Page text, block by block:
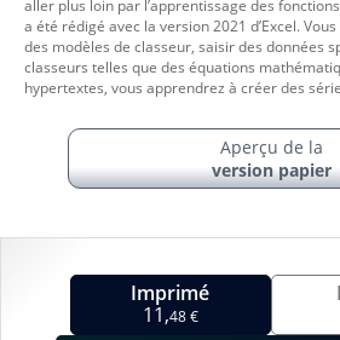
Imprimé
11,48 €
aller plus loin par l’apprentissage des
a été rédigé avec la version 2021 d’Excel.
des modèles de classeur, saisir des données
classeurs telles que des équations
hypertextes, vous apprendrez à créer des
Aperçu de la
version papier